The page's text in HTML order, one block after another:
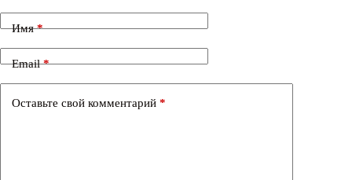
Имя*
Email*
Оставьте свой комментарий *